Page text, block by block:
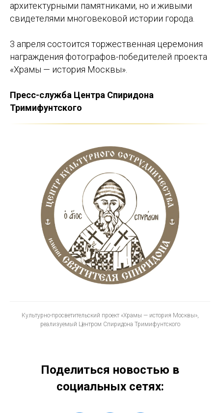
архитектурными памятниками, но и живыми
свидетелями многовековой истории города.
3 апреля состоится торжественная церемония
награждения фотографов-победителей проекта
«Храмы — история Москвы».
Пресс-служба Центра Спиридона
Тримифунтского
Культурно-просветительский проект «Храмы — история Москвы»,
реализуемый Центром Спиридона Тримифунтского
Поделиться новостью в
социальных сетях: